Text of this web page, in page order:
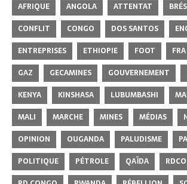
AFRIQUE ANGOLA ATTENTAT
CONFLIT
CONGO DOS SANTOS
ENTREPRISES
ETHIOPIE FOOT FRA
GAZ
GECAMINES GOUVERNEMENT
KENYA
KINSHASA LUBUMBASHI
MALI
MARCHE MINES MÉDIAS
OPINION
OUGANDA PALUDISME
POLITIQUE
PÉTROLE QAÏDA